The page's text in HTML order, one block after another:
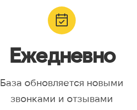
Ежедневно
База обновляется новыми
звонками и отзывами